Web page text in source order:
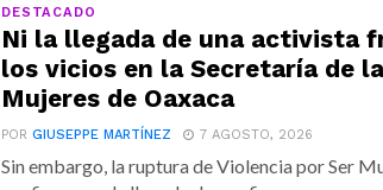
DESTACADO
Ni la llegada de una activista
los vicios en la Secretaría de
Mujeres de Oaxaca
PORGIUSEPPE MARTÍNEZ 7 AGOSTO, 2026
Sin embargo, la ruptura de Violencia por Ser